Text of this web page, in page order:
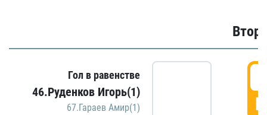
Гол в равенстве
46.Руденков Игорь(1)
67.Гараев Амир(1)